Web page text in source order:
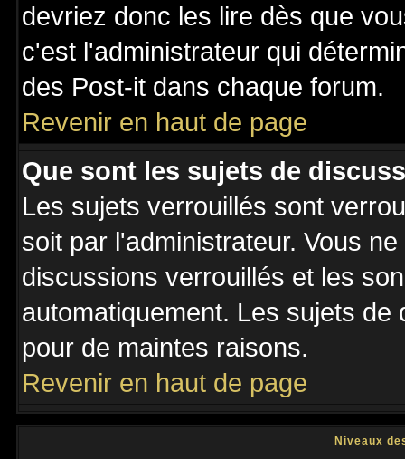
devriez donc les lire dès que
c'est l'administrateur qui
des Post-it dans chaque forum.
Revenir en haut de page
Que sont les sujets de
Les sujets verrouillés sont
soit par l'administrateur. Vous
discussions verrouillés et les
automatiquement. Les sujets
pour de maintes raisons.
Revenir en haut de page
Niveaux